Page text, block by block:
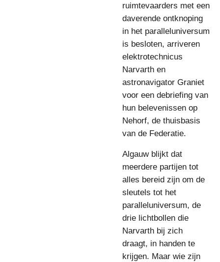
ruimtevaarders met een
daverende ontknoping
in het paralleluniversum
is besloten, arriveren
elektrotechnicus
Narvarth en
astronavigator Graniet
voor een debriefing van
hun belevenissen op
Nehorf, de thuisbasis
van de Federatie.
Algauw blijkt dat
meerdere partijen tot
alles bereid zijn om de
sleutels tot het
paralleluniversum, de
drie lichtbollen die
Narvarth bij zich
draagt, in handen te
krijgen. Maar wie zijn